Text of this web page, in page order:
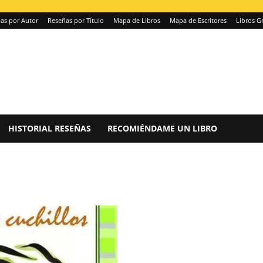
por Autor Reseñas por Título Mapa de Libros Mapa de Escritores Libros
HISTORIAL RESEÑAS RECOMIÉNDAME UN LIBRO